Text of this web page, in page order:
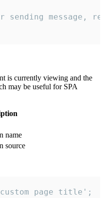
sending message,
is currently viewing and the
may be useful for SPA
name
source
page title';